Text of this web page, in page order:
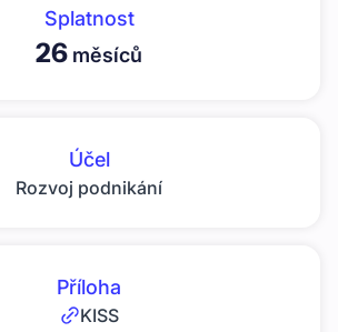
Splatnost
26 měsíců
Účel
Rozvoj podnikání
Příloha
KISS